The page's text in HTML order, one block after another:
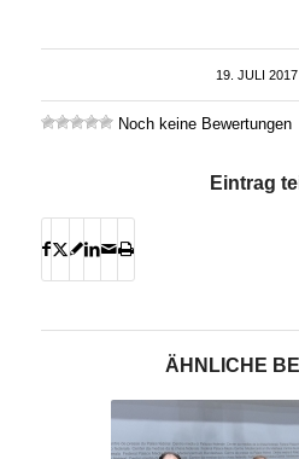
19. JULI 2017
Noch keine Bewertungen
Eintrag
ÄHNLICHE